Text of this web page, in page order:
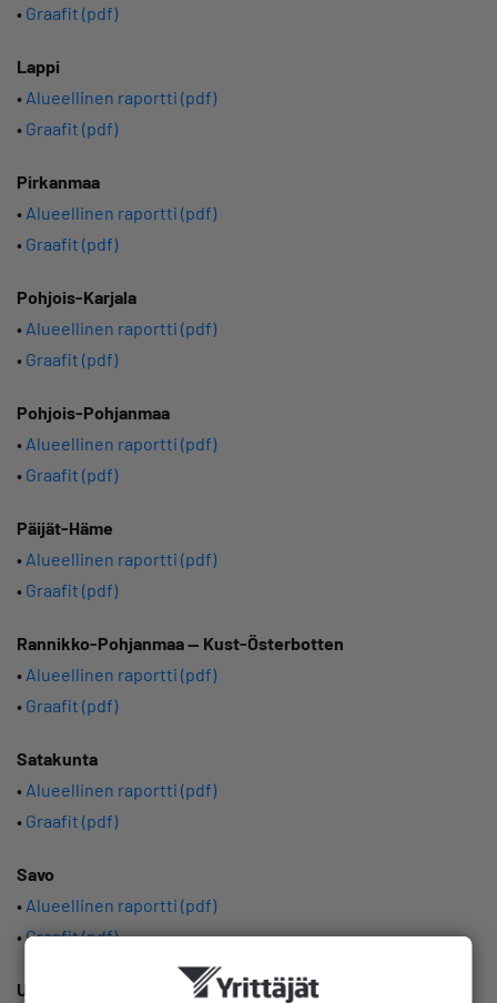
• Graafit (pdf)
Lappi
• Alueellinen raportti (pdf)
• Graafit (pdf)
Pirkanmaa
• Alueellinen raportti (pdf)
• Graafit (pdf)
Pohjois-Karjala
• Alueellinen raportti (pdf)
• Graafit (pdf)
Pohjois-Pohjanmaa
• Alueellinen raportti (pdf)
• Graafit (pdf)
Päijät-Häme
• Alueellinen raportti (pdf)
• Graafit (pdf)
Rannikko-Pohjanmaa — Kust-Österbotten
• Alueellinen raportti (pdf)
• Graafit (pdf)
Satakunta
• Alueellinen raportti (pdf)
• Graafit (pdf)
Savo
• Alueellinen raportti (pdf)
•Graafit (pdf)
Uusimaa